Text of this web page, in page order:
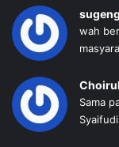
sugeng
wah
Sama